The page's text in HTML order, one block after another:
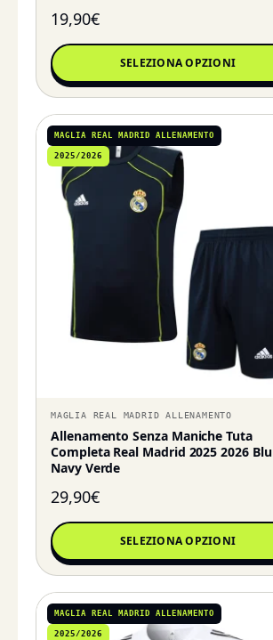
19,90€
SELEZIONA OPZIONI
MAGLIA REAL MADRID ALLENAMENTO
2025/2026
MAGLIA REAL MADRID ALLENAMENTO
Allenamento Senza Maniche Tuta
Completa Real Madrid 2025 2026 Blu
Navy Verde
29,90€
SELEZIONA OPZIONI
MAGLIA REAL MADRID ALLENAMENTO
2025/2026